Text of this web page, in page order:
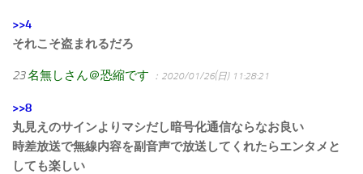
>>4
それこそ盗まれるだろ
23名無しさん＠恐縮です ：2020/01/26(日) 11:28:21
>>8
丸見えのサインよりマシだし暗号化通信ならなお良い
時差放送で無線内容を副音声で放送してくれたらエンタメと
しても楽しい